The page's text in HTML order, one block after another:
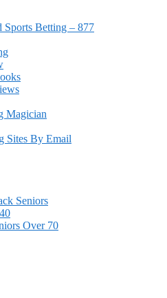
Sports Betting – 877
Magician
Sites By Email
Seniors
Over 70